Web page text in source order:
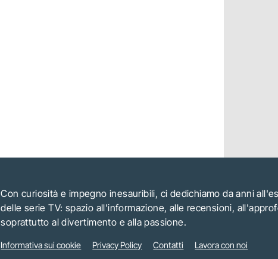
Con curiosità e impegno inesauribili, ci dedichiamo da anni
delle serie TV: spazio all'informazione, alle recensioni,
soprattutto al divertimento e alla passione.
Informativa sui cookie Privacy Policy Contatti
Lavora con noi